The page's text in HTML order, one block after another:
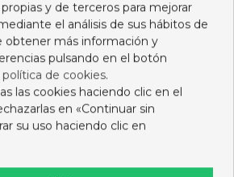
y de terceros para mejorar
el análisis de sus hábitos de
obtener más información y
pulsando en el botón
política de cookies.
las cookies haciendo clic en el
en «Continuar sin
su uso haciendo clic en